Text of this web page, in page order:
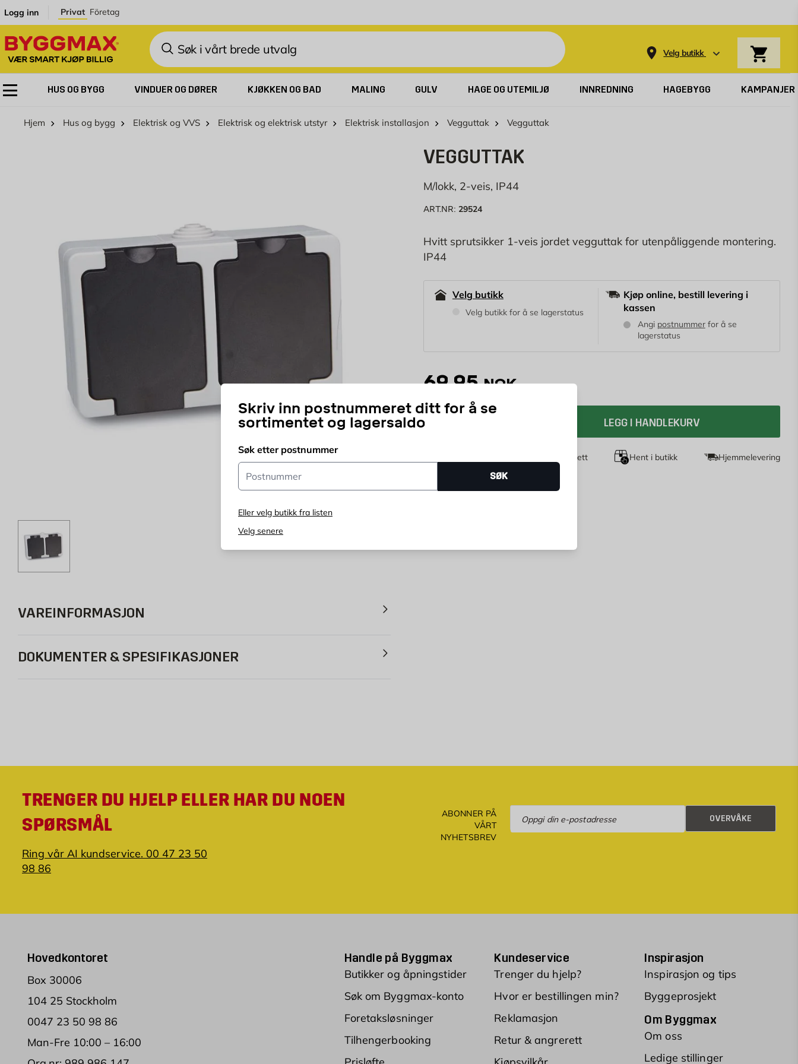
Logg inn Privat Företag
Søk
Velg butikk
Skriv inn postnummeret ditt for å se
sortimentet og lagersaldo
Søk etter postnummer
Postnummer
SØK
Eller velg butikk fra listen
Velg senere
HUS OG BYGG VINDUER OG DØRER KJØKKEN OG BAD MALING GULV HAGE OG UTEMILJØ INNREDNING HAGEBYGG KAMPANJER
Hjem Hus og bygg Elektrisk og VVS Elektrisk og elektrisk utstyr Elektrisk installasjon Vegguttak Vegguttak
VAREINFORMASJON
DOKUMENTER & SPESIFIKASJONER
VEGGUTTAK
M/lokk, 2-veis, IP44
ART.NR: 29524
Hvitt sprutsikker 1-veis jordet vegguttak for utenpåliggende montering.
IP44
Velg butikk
Velg butikk for å se lagerstatus
Kjøp online, bestill levering i
kassen
Angi postnummerfor å se
lagerstatus
69,95 NOK
LEGG I HANDLEKURV
365 dagers returrett Hent i butikk Hjemmelevering
TRENGER DU HJELP ELLER HAR DU NOEN
SPØRSMÅL
Ring vår AI kundservice. 00 47 23 50
98 86
ABONNER PÅ
VÅRT
NYHETSBREV
OVERVÅKE
Hovedkontoret
Box 30006
104 25 Stockholm
0047 23 50 98 86
Man-Fre 10:00 – 16:00
Handle på Byggmax
Butikker og åpningstider
Søk om Byggmax-konto
Foretaksløsninger
Tilhengerbooking
Kundeservice
Trenger du hjelp?
Hvor er bestillingen min?
Reklamasjon
Retur & angrerett
Inspirasjon
Inspirasjon og tips
Byggeprosjekt
Om Byggmax
Om oss
Ledige stillinger